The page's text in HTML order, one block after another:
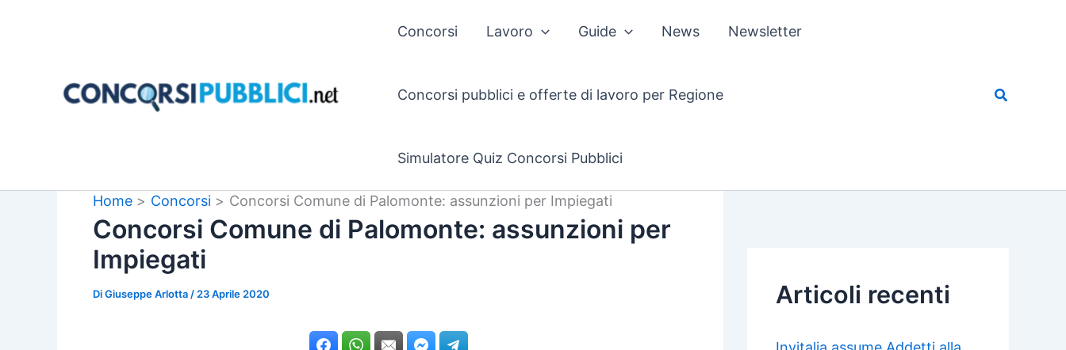
Concorsi Lavoro Guide News Newsletter
Concorsi pubblici e offerte di lavoro per Regione
Simulatore Quiz Concorsi Pubblici
Home Concorsi Concorsi Comune di Palomonte: assunzioni per Impiegati
Concorsi Comune di Palomonte: assunzioni per
Impiegati
DiGiuseppe Arlotta / 23 Aprile 2020 Articoli recenti